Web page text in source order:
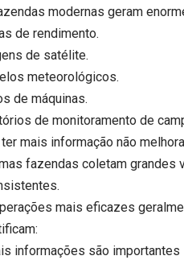
modernas geram
de rendimento.
de satélite.
meteorológicos.
de máquinas.
de monitoramento de
ter mais informação não
fazendas coletam grandes
mais eficazes
informações são importantes